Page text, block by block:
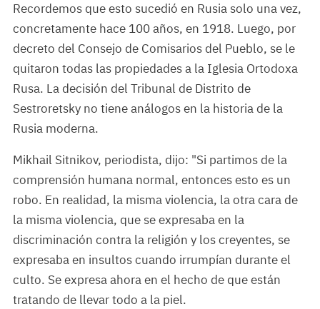
Recordemos que esto sucedió en Rusia solo una vez,
concretamente hace 100 años, en 1918. Luego, por
decreto del Consejo de Comisarios del Pueblo, se le
quitaron todas las propiedades a la Iglesia Ortodoxa
Rusa. La decisión del Tribunal de Distrito de
Sestroretsky no tiene análogos en la historia de la
Rusia moderna.
Mikhail Sitnikov, periodista, dijo: "Si partimos de la
comprensión humana normal, entonces esto es un
robo. En realidad, la misma violencia, la otra cara de
la misma violencia, que se expresaba en la
discriminación contra la religión y los creyentes, se
expresaba en insultos cuando irrumpían durante el
culto. Se expresa ahora en el hecho de que están
tratando de llevar todo a la piel.